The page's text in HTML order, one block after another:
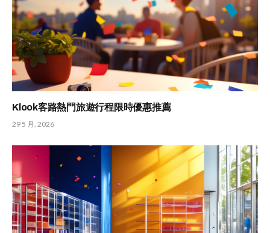
Klook客路熱門旅遊行程限時優惠推薦
29 5 月, 2026